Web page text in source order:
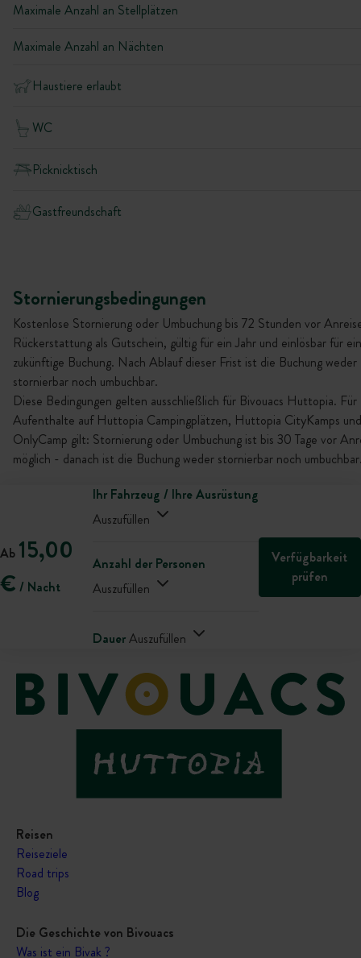
Maximale Anzahl an Stellplätzen
Maximale Anzahl an Nächten
Haustiere erlaubt
WC
Picknicktisch
Gastfreundschaft
Stornierungsbedingungen
Kostenlose Stornierung oder Umbuchung bis 72 Stunden vor
Rückerstattung als Gutschein, gültig für ein Jahr und einlösbar für
zukünftige Buchung. Nach Ablauf dieser Frist ist die Buchung weder
stornierbar noch umbuchbar.
Diese Bedingungen gelten ausschließlich für Bivouacs Huttopia. Für
Aufenthalte auf Huttopia Campingplätzen, Huttopia CityKamps und
OnlyCamp gilt: Stornierung oder Umbuchung ist bis 30 Tage vor
möglich - danach ist die Buchung weder stornierbar noch
Ab 15,00
€ / Nacht
Ihr Fahrzeug / Ihre Ausrüstung
Auszufüllen
Anzahl der Personen
Auszufüllen
DauerAuszufüllen
Verfügbarkeit
prüfen
Reisen
Reiseziele
Road trips
Blog
Die Geschichte von Bivouacs
Was ist ein Bivak ?